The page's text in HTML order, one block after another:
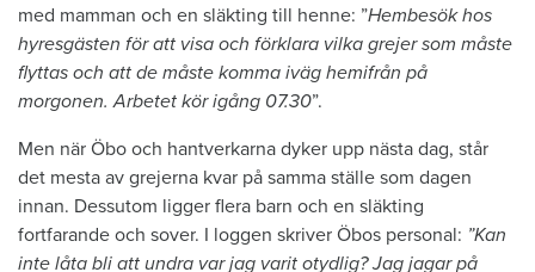
med mamman och en släkting till henne: ”Hembesök hos
hyresgästen för att visa och förklara vilka grejer som måste
flyttas och att de måste komma iväg hemifrån på
morgonen. Arbetet kör igång 07.30”.
Men när Öbo och hantverkarna dyker upp nästa dag, står
det mesta av grejerna kvar på samma ställe som dagen
innan. Dessutom ligger flera barn och en släkting
fortfarande och sover. I loggen skriver Öbos personal: ”Kan
inte låta bli att undra var jag varit otydlig? Jag jagar på